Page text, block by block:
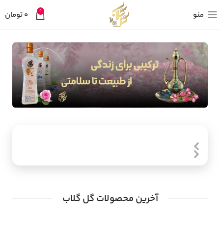
منو 0
0تومان
آخرین محصولات گل گلاب